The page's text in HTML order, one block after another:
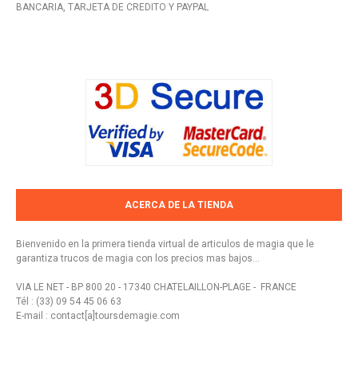
BANCARIA, TARJETA DE CREDITO Y PAYPAL
ACERCA DE LA TIENDA
Bienvenido en la primera tienda virtual de articulos de magia que le
garantiza trucos de magia con los precios mas bajos...
VIA LE NET - BP 800 20 - 17340 CHATELAILLON-PLAGE - FRANCE
Tél : (33) 09 54 45 06 63
E-mail : contact[a]toursdemagie.com